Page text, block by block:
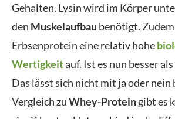
Gehalten. Lysin wird im Körper
den Muskelaufbau benötigt.
Erbsenprotein eine relativ hohe
Wertigkeitauf. Ist es nun besser
Das lässt sich nicht mit ja oder
Vergleich zuWhey-Proteingibt es